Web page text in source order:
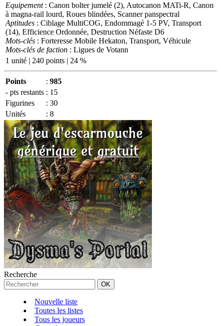
Equipement: Canon bolter jumelé (2), Autocanon MATi-R, Canon
à magna-rail lourd, Roues blindées, Scanner panspectral
Aptitudes : Ciblage MultiCOG, Endommagé 1-5 PV, Transport
(14), Efficience Ordonnée, Destruction Néfaste D6
Mots-clés : Forteresse Mobile Hekaton, Transport, Véhicule
Mots-clés de faction : Ligues de Votann
1 unité | 240 points | 24 %
Points : 985
- pts restants : 15
Figurines
: 30
Unités
: 8
Recherche
Nouvelle liste
Toutes les listes
Tous les joueurs